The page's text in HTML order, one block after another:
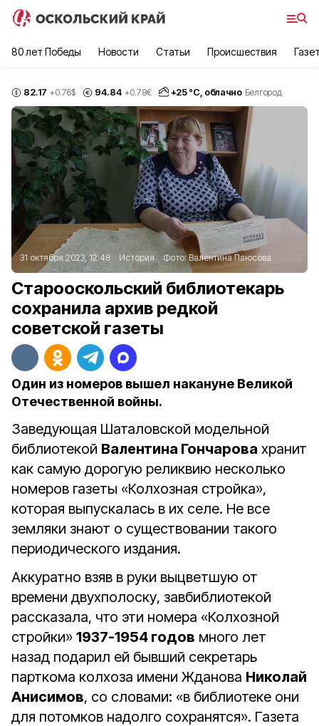
80 лет Победы Новости Статьи Происшествия
82.17 +0.76$ 94.84 +0.78€ +25°С, облачно Белгород
31 октября 2023, 12:48 История Фото:Валентина Паюсова
Старооскольский библиотекарь
сохранила архив редкой
советской газеты
Один из номеров вышел накануне Великой
Отечественной войны.
Заведующая Шаталовской модельной
библиотекой Валентина Гончарова хранит
как самую дорогую реликвию несколько
номеров газеты «Колхозная стройка»,
которая выпускалась в их селе. Не все
земляки знают о существовании такого
периодического издания.
Аккуратно взяв в руки выцветшую от
времени двухполоску, завбиблиотекой
рассказала, что эти номера «Колхозной
стройки» 1937-1954 годов много лет
назад подарил ей бывший секретарь
парткома колхоза имени Жданова Николай
Анисимов, со словами: «в библиотеке они
для потомков надолго сохранятся». Газета